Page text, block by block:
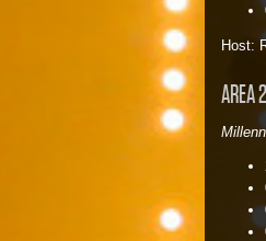
Host:
AREA